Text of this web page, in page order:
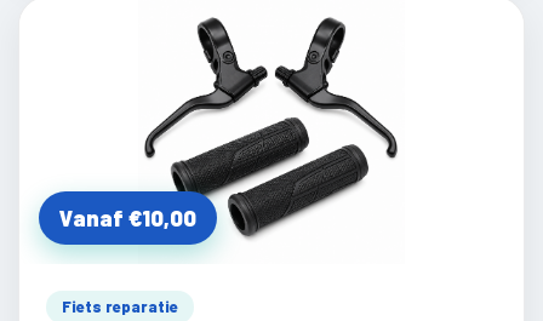
Vanaf €10,00
Fiets reparatie